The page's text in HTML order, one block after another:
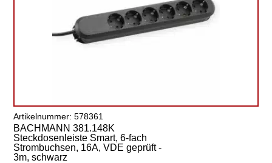
Artikelnummer: 578361
BACHMANN 381.148K
Steckdosenleiste Smart, 6-fach
Strombuchsen, 16A, VDE geprüft -
3m, schwarz